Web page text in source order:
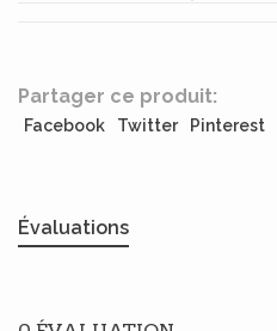
Partager ce produit:
Facebook Twitter Pinterest
Évaluations